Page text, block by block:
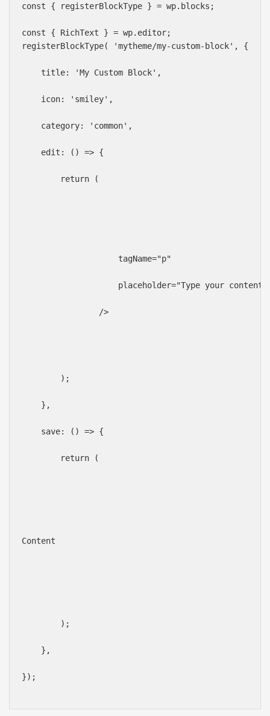
const { registerBlockType } = wp.blocks;
const { RichText } = wp.editor;
registerBlockType( 'mytheme/my-custom-block', {
    title: 'My Custom Block',
    icon: 'smiley',
    category: 'common',
    edit: () => {
        return (
                    tagName="p"
placeholder="Type your content
                />
        );
    },
    save: () => {
        return (
Content
        );
    },
});